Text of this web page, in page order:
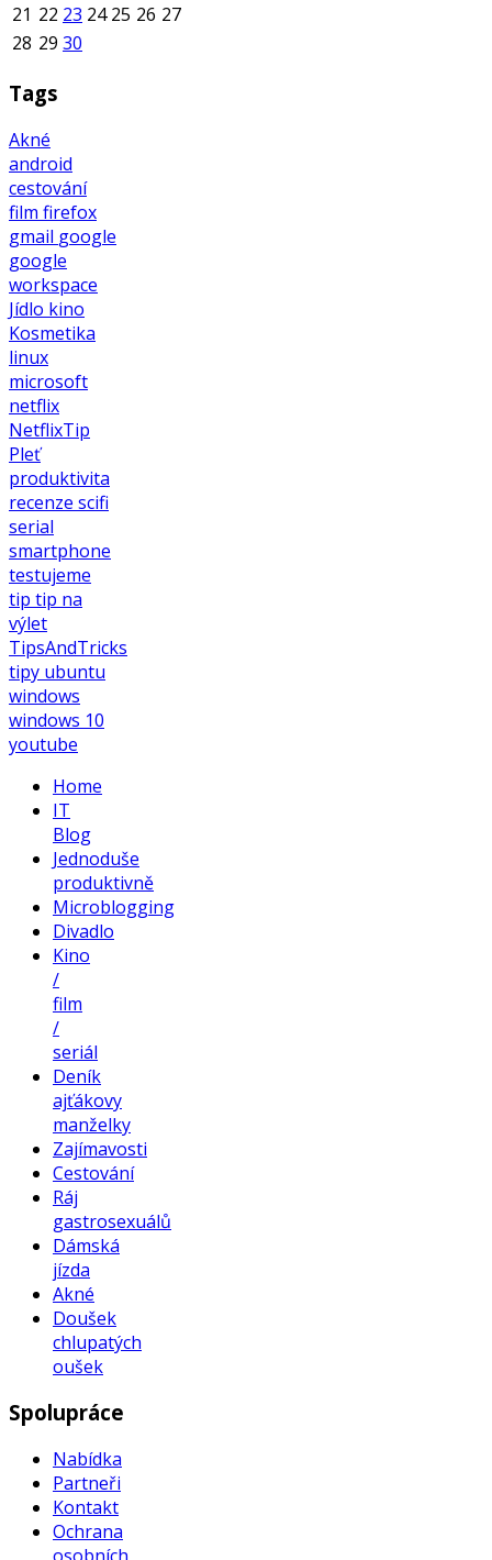
21 22 23 24 25 26 27
28 29 30
Tags
Akné
android
cestování
film firefox
gmail google
google
workspace
Jídlo kino
Kosmetika
linux
microsoft
netflix
NetflixTip
Pleť
produktivita
recenze scifi
serial
smartphone
testujeme
tip tip na
výlet
TipsAndTricks
tipy ubuntu
windows
windows 10
youtube
Home
IT
Blog
Jednoduše
produktivně
Microblogging
Divadlo
Kino
/
film
/
seriál
Deník
ajťákovy
manželky
Zajímavosti
Cestování
Ráj
gastrosexuálů
Dámská
jízda
Akné
Doušek
chlupatých
oušek
Spolupráce
Nabídka
Partneři
Kontakt
Ochrana